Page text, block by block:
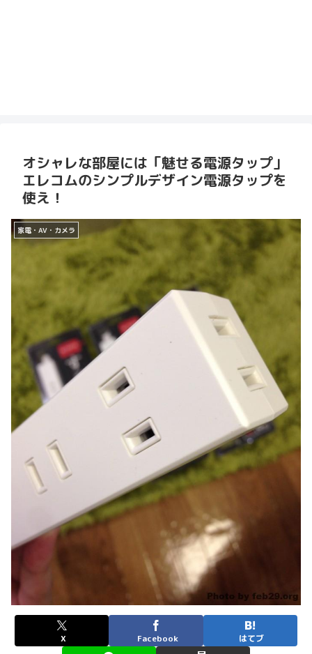
オシャレな部屋には「魅せる電源タップ」
エレコムのシンプルデザイン電源タップを
使え！
家電・AV・カメラ
X Facebook はてブ